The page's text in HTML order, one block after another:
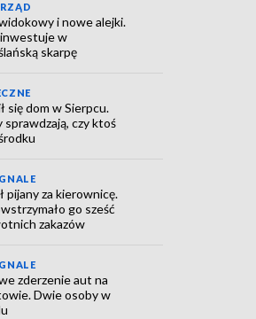
i nowe alejki.
inwestuje w
skarpę
się dom w Sierpcu.
sprawdzają, czy ktoś
pijany za kierownicę.
go sześć
zakazów
zderzenie aut na
Dwie osoby w